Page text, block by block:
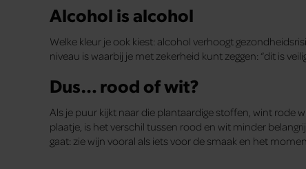
Alcohol is alcohol
Welke kleur je ook kiest: alcohol verhoogt
niveau is waarbij je met zekerheid kunt zeggen: “dit is
Dus… rood of wit?
Als je puur kijkt naar die plantaardige stoffen, wint rode
plaatje, is het verschil tussen rood en wit minder
gaat: zie wijn vooral als iets voor de smaak en het